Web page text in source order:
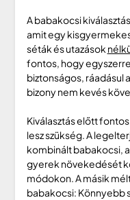
A babakocsi
amit egy
séták és utazások
fontos, hogy
biztonságos, ráadásul
bizony nem kevés
Kiválasztás előtt
lesz szükség. A
kombinált babakocsi,
gyerek növekedését
módokon. A másik
babakocsi: Könnyebb